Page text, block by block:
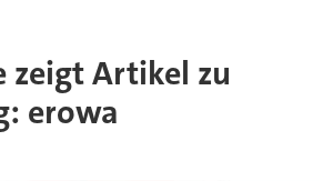
zeigt Artikel zu
erowa